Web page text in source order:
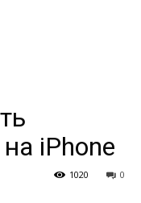
iPhone
0
1020